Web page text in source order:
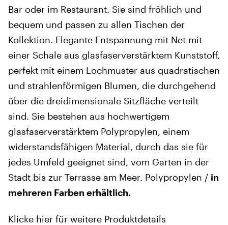
Bar oder im Restaurant. Sie sind fröhlich und
bequem und passen zu allen Tischen der
Kollektion. Elegante Entspannung mit Net mit
einer Schale aus glasfaserverstärktem Kunststoff,
perfekt mit einem Lochmuster aus quadratischen
und strahlenförmigen Blumen, die durchgehend
über die dreidimensionale Sitzfläche verteilt
sind. Sie bestehen aus hochwertigem
glasfaserverstärktem Polypropylen, einem
widerstandsfähigen Material, durch das sie für
jedes Umfeld geeignet sind, vom Garten in der
Stadt bis zur Terrasse am Meer. Polypropylen / in
mehreren Farben erhältlich.
Klicke hier für weitere Produktdetails